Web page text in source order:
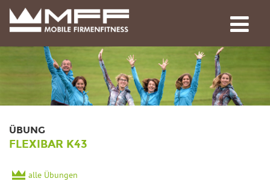
ÜBUNG
FLEXIBAR K43
alle Übungen